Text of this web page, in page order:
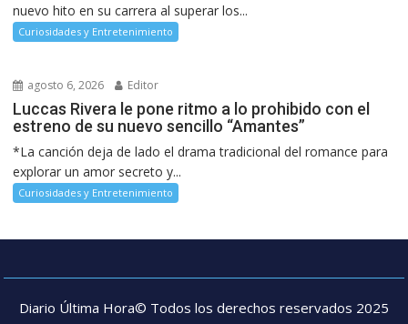
nuevo hito en su carrera al superar los...
Curiosidades y Entretenimiento
agosto 6, 2026 Editor
Luccas Rivera le pone ritmo a lo prohibido con el
estreno de su nuevo sencillo “Amantes”
*La canción deja de lado el drama tradicional del romance para
explorar un amor secreto y...
Curiosidades y Entretenimiento
Diario Última Hora© Todos los derechos reservados 2025